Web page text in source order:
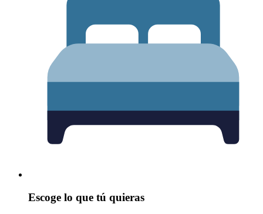
Escoge lo que tú quieras